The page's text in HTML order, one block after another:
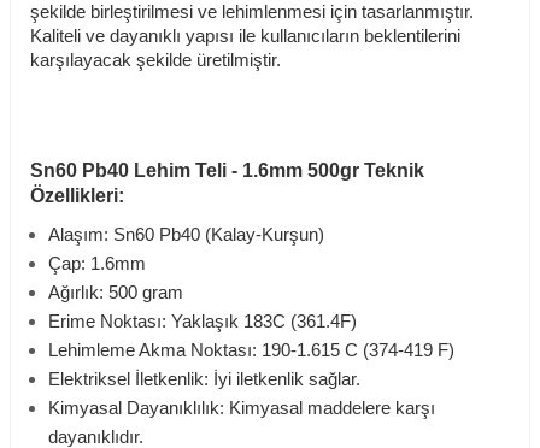
şekilde birleştirilmesi ve lehimlenmesi için tasarlanmıştır.
Kaliteli ve dayanıklı yapısı ile kullanıcıların beklentilerini
karşılayacak şekilde üretilmiştir.
Sn60 Pb40 Lehim Teli - 1.6mm 500gr Teknik
Özellikleri:
Alaşım: Sn60 Pb40 (Kalay-Kurşun)
Çap: 1.6mm
Ağırlık: 500 gram
Erime Noktası: Yaklaşık 183C (361.4F)
Lehimleme Akma Noktası: 190-1.615 C (374-419 F)
Elektriksel İletkenlik: İyi iletkenlik sağlar.
Kimyasal Dayanıklılık: Kimyasal maddelere karşı
dayanıklıdır.